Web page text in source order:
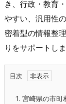
き、行政・教育
やすい、汎用性
密着型の情報整
りをサポートしま
目次
1. 宮崎県の市町